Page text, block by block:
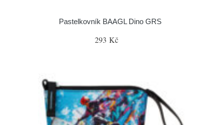
Pastelkovník BAAGL Dino GRS
293 Kč